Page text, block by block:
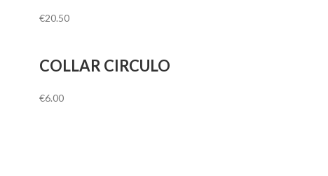
€20.50
COLLAR CIRCULO
€6.00